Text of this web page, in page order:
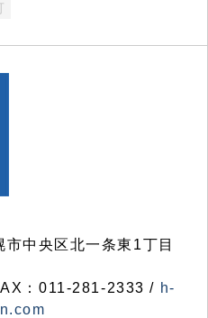
中央区北一条東1丁目
：011-281-2333 / h-